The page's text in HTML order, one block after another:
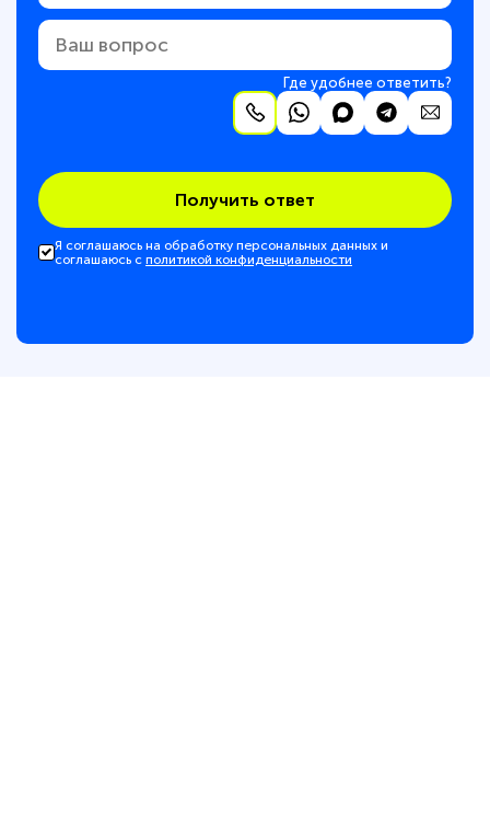
Где удобнее ответить?
Получить ответ
Я соглашаюсь на обработку персональных данных и
соглашаюсь с политикой конфиденциальности